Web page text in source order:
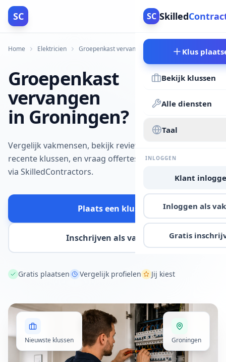
SC SC Skilled
Klus
Bekijk klussen
Alle diensten
Taal
INLOGGEN
Klant
Inloggen als
Gratis
Home Elektricien Groepenkast vervangen Groningen
Groepenkast
vervangen
in Groningen?
Vergelijk vakmensen, bekijk reviews en
recente klussen, en vraag offertes aan
via SkilledContractors.
Plaats een klus
Inschrijven als vakman
Gratis plaatsen Vergelijk profielen Jij kiest
Nieuwste klussen Groningen